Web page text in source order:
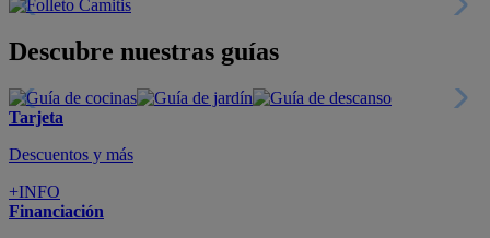
Descubre nuestras guías
Tarjeta
Descuentos y más
+INFO
Financiación